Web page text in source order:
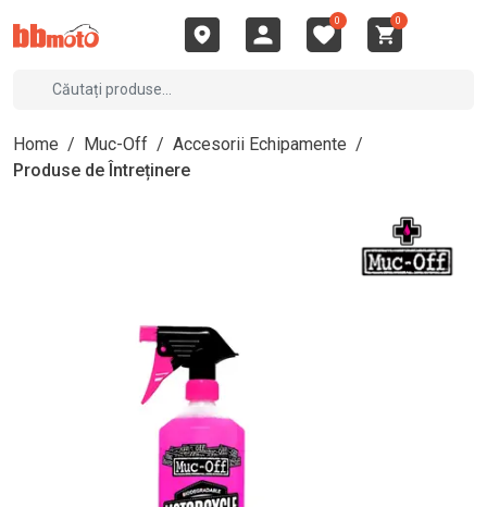
0 0
Home / Muc-Off / Accesorii Echipamente /
Produse de Întreținere